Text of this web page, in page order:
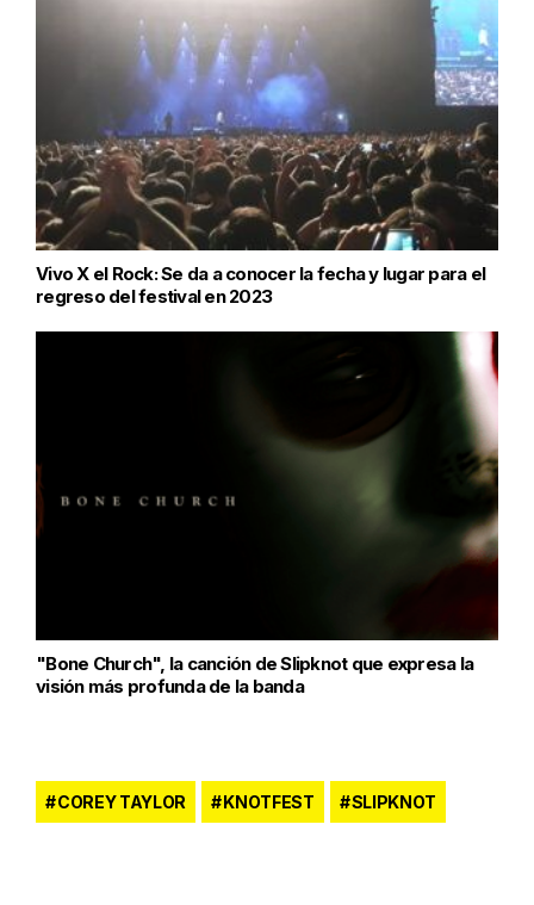
Vivo X el Rock: Se da a conocer la fecha y lugar para el
regreso del festival en 2023
"Bone Church", la canción de Slipknot que expresa la
visión más profunda de la banda
COREY TAYLOR KNOTFEST SLIPKNOT